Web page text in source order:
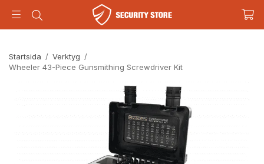
Startsida / Verktyg /
Wheeler 43-Piece Gunsmithing Screwdriver Kit